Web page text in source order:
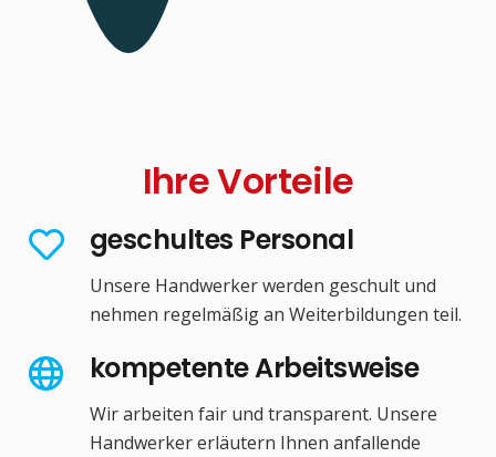
Ihre Vorteile
geschultes Personal
Unsere Handwerker werden geschult und
nehmen regelmäßig an Weiterbildungen teil.
kompetente Arbeitsweise
Wir arbeiten fair und transparent. Unsere
Handwerker erläutern Ihnen anfallende